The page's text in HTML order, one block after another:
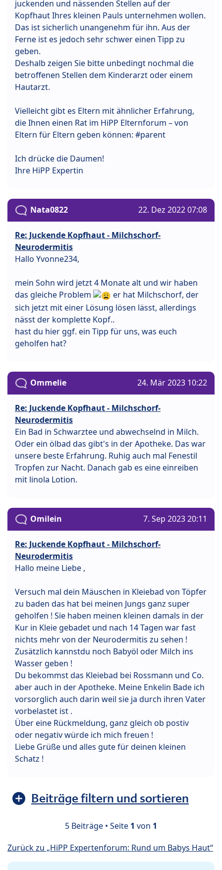
juckenden und nässenden Stellen auf der
Kopfhaut Ihres kleinen Pauls unternehmen wollen.
Das ist sicherlich unangenehm für ihn. Aus der
Ferne ist es jedoch sehr schwer einen Tipp zu
geben.
Deshalb zeigen Sie bitte unbedingt nochmal die
betroffenen Stellen dem Kinderarzt oder einem
Hautarzt.
Vielleicht gibt es Eltern mit ähnlicher Erfahrung,
die Ihnen einen Rat im HiPP Elternforum – von
Eltern für Eltern geben können: #parent
Ich drücke die Daumen!
Ihre HiPP Expertin
Nata0822 22. Dez 2022 07:08
Re: Juckende Kopfhaut - Milchschorf-
Neurodermitis
Hallo Yvonne234,
mein Sohn wird jetzt 4 Monate alt und wir haben
das gleiche Problem
er hat Milchschorf, der
sich jetzt mit einer Lösung lösen lässt, allerdings
nässt der komplette Kopf..
hast du hier ggf. ein Tipp für uns, was euch
geholfen hat?
Ommelie 24. Mär 2023 10:22
Re: Juckende Kopfhaut - Milchschorf-
Neurodermitis
Ein Bad in Schwarztee und abwechselnd in Milch.
Oder ein ölbad das gibt's in der Apotheke. Das war
unsere beste Erfahrung. Ruhig auch mal Fenestil
Tropfen zur Nacht. Danach gab es eine einreiben
mit linola Lotion.
Omilein 7. Sep 2023 20:11
Re: Juckende Kopfhaut - Milchschorf-
Neurodermitis
Hallo meine Liebe ,
Versuch mal dein Mäuschen in Kleiebad von Töpfer
zu baden das hat bei meinen Jungs ganz super
geholfen ! Sie haben meinen kleinen damals in der
Kur in Kleie gebadet und nach 14 Tagen war fast
nichts mehr von der Neurodermitis zu sehen !
Zusätzlich kannstdu noch Babyöl oder Milch ins
Wasser geben !
Du bekommst das Kleiebad bei Rossmann und Co.
aber auch in der Apotheke. Meine Enkelin Bade ich
vorsorglich auch darin weil sie ja durch ihren Vater
vorbelastet ist .
Über eine Rückmeldung, ganz gleich ob postiv
oder negativ würde ich mich freuen !
Liebe Grüße und alles gute für deinen kleinen
Schatz !
Beiträge filtern und sortieren
5 Beiträge • Seite 1 von 1
Zurück zu „HiPP Expertenforum: Rund um Babys Haut“